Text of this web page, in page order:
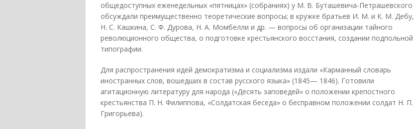
общедоступных еженедельных «пятницах» (собраниях) у М. В. Буташевича-Петрашевского
обсуждали преимущественно теоретические вопросы; в кружке братьев И. М. и К. М. Дебу,
Н. С. Кашкина, С. Ф. Дурова, Н. А. Момбелли и др. — вопросы об организации тайного
революционного общества, о подготовке крестьянского восстания, создании подпольной
типографии.
Для распространения идей демократизма и социализма издали «Карманный словарь
иностранных слов, вошедших в состав русского языка» (1845— 1846). Готовили
агитационную литературу для народа («Десять заповедей» о положении крепостного
крестьянства П. Н. Филиппова, «Солдатская беседа» о бесправном положении солдат Н. П.
Григорьева).